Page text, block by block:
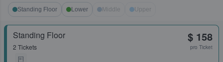
Standing Floor Lower Middle Upper
Standing Floor
2 Tickets
$ 158
pro Ticket